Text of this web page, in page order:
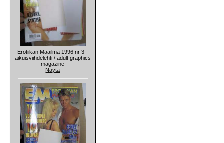
Erotiikan Maailma 1996 nr 3 -
aikuisviihdelehti / adult graphics
magazine
Näytä